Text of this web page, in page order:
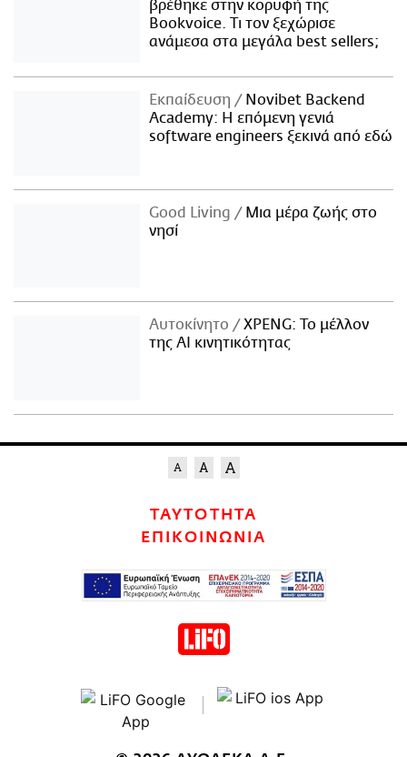
βρέθηκε στην κορυφή της
Bookvoice. Τι τον ξεχώρισε
ανάμεσα στα μεγάλα best sellers;
Εκπαίδευση
Novibet Backend
Academy: Η επόμενη γενιά
software engineers ξεκινά από εδώ
Good Living
Μια μέρα ζωής στο
νησί
Αυτοκίνητο
XPENG: Το μέλλον
της AI κινητικότητας
ΤΑΥΤΟΤΗΤΑ
ΕΠΙΚΟΙΝΩΝΙΑ